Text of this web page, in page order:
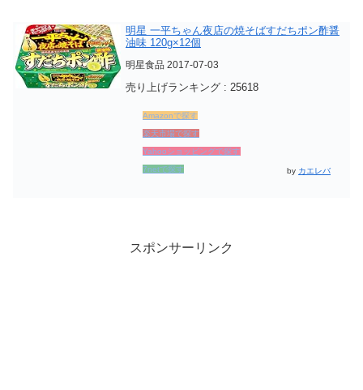
明星 一平ちゃん夜店の焼そばすだちポン酢醤
油味 120g×12個
明星食品 2017-07-03
売り上げランキング : 25618
Amazonで探す
楽天市場で探す
Yahooショッピングで探す
7netで探す
by カエレバ
スポンサーリンク